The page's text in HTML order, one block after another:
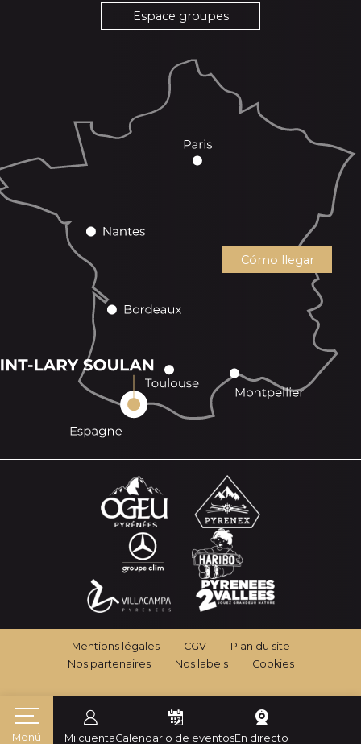
Mi cuentaCalendario de eventosEn directo
Menú
Espace groupes
Cómo llegar
Mentions légales CGV
Plan du site
Nos partenaires
Nos labels Cookies